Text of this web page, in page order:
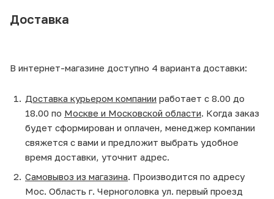
Доставка
В интернет-магазине доступно 4 варианта доставки:
Доставка курьером компании работает с 8.00 до
18.00 по Москве и Московской области. Когда заказ
будет сформирован и оплачен, менеджер компании
свяжется с вами и предложит выбрать удобное
время доставки, уточнит адрес.
Самовывоз из магазина. Производится по адресу
Мос. Область г. Черноголовка ул. первый проезд